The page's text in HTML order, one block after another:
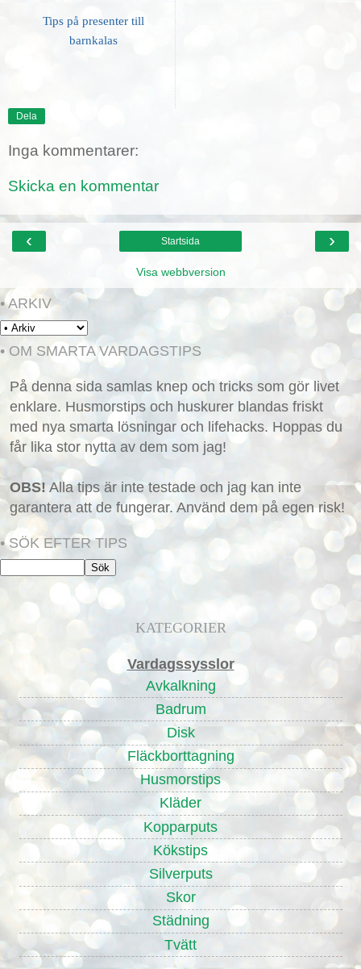
Tips på presenter till
barnkalas
Dela
Inga kommentarer:
Skicka en kommentar
‹ ›
Startsida
Visa webbversion
• ARKIV
• OM SMARTA VARDAGSTIPS
På denna sida samlas knep och tricks som gör livet
enklare. Husmorstips och huskurer blandas friskt
med nya smarta lösningar och lifehacks. Hoppas du
får lika stor nytta av dem som jag!
OBS! Alla tips är inte testade och jag kan inte
garantera att de fungerar. Använd dem på egen risk!
• SÖK EFTER TIPS
KATEGORIER
Vardagssysslor
Avkalkning
Badrum
Disk
Fläckborttagning
Husmorstips
Kläder
Kopparputs
Kökstips
Silverputs
Skor
Städning
Tvätt